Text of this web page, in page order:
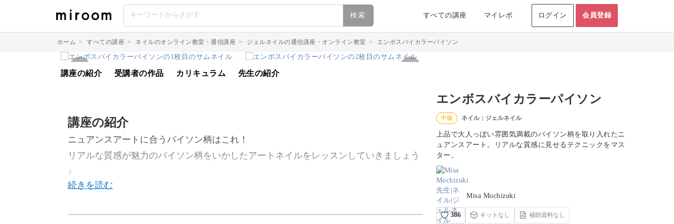
検索 すべての講座 マイレポ ログイン 会員登録
ホーム > すべての講座 > ネイルのオンライン教室・通信講座 > ジェルネイルの通信講座・オンライン教室 > エンボスバイカラーパイソン
エンボスバイカラーパイソン
中級 ネイル | ジェルネイル
上品で大人っぽい雰囲気満載のパイソン柄を取り入れたニ
ュアンスアート。リアルな質感に見せるテクニックをマス
ター。
Misa Mochizuki
386 キットなし 補助資料なし
講座の紹介 受講者の作品 カリキュラム 先生の紹介
講座の紹介
ニュアンスアートに合うパイソン柄はこれ！
リアルな質感が魅力のパイソン柄をいかしたアートネイルをレッスンしていきましょう
♪